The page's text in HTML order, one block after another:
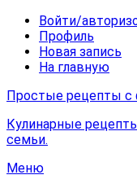
Войти/
Профиль
Новая запись
На главную
Простые рецепты с
Кулинарные
семьи.
Меню